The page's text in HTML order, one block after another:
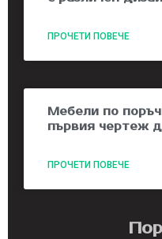
ПРОЧЕТИ ПОВЕЧЕ
Мебели по
първия чертеж
ПРОЧЕТИ ПОВЕЧЕ